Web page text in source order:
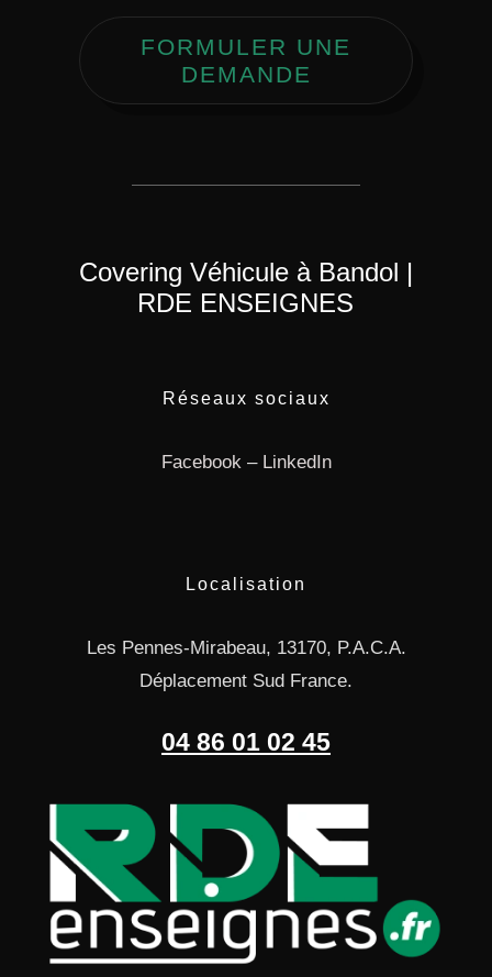
FORMULER UNE
DEMANDE
Covering Véhicule à Bandol |
RDE ENSEIGNES
Réseaux sociaux
Facebook– LinkedIn
Localisation
Les Pennes-Mirabeau, 13170, P.A.C.A.
Déplacement Sud France.
04 86 01 02 45